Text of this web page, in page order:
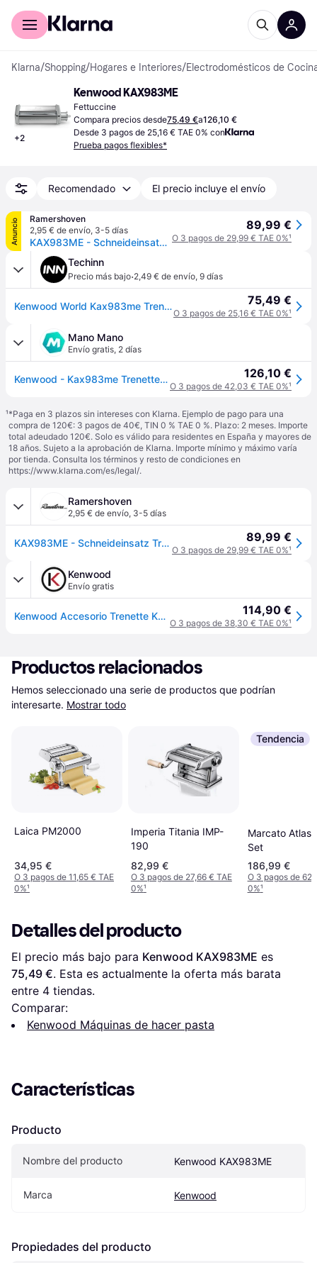
Comprar con Klarna
Klarna/Shopping/Hogares e Interiores/Electrodomésticos de
+2
Kenwood KAX983ME
Fettuccine
Compara precios desde75,49 €a126,10 €
Desde 3 pagos de 25,16 € TAE 0% con
Prueba pagos flexibles*
Recomendado El precio incluye el envío
Anuncio
Ramershoven
2,95 € de envío, 3-5 días
KAX983ME - Schneideinsatz Trenette - Kenwood Original Zubehör
89,99 €
O 3 pagos de 29,99 € TAE 0%¹
Techinn
Precio más bajo·2,49 € de envío, 9 días
Kenwood World Kax983me Trenette Accessory Pasta Machine 3.5 Mm Plateado 75,49 €
O 3 pagos de 25,16 € TAE 0%¹
Mano Mano
Envío gratis, 2 días
Kenwood - Kax983me Trenette Repuestos Para Procesadores De Alimentos Y Robots De Cocina, Multicolor 126,10 €
O 3 pagos de 42,03 € TAE 0%¹
¹*Paga en 3 plazos sin intereses con Klarna. Ejemplo de pago para una
compra de 120€: 3 pagos de 40€, TIN 0 % TAE 0 %. Plazo: 2 meses. Importe
total adeudado 120€. Solo es válido para residentes en España y mayores de
18 años. Sujeto a la aprobación de Klarna. Importe mínimo y máximo varía
por tienda. Consulta los términos y resto de condiciones en
https://www.klarna.com/es/legal/.
Ramershoven
2,95 € de envío, 3-5 días
KAX983ME - Schneideinsatz Trenette - Kenwood Original Zubehör 89,99 €
O 3 pagos de 29,99 € TAE 0%¹
Kenwood
Envío gratis
Kenwood Accesorio Trenette KAX983ME 114,90 €
O 3 pagos de 38,30 € TAE 0%¹
Productos relacionados
Hemos seleccionado una serie de productos que podrían
interesarte. Mostrar todo
Laica PM2000
34,95 €
O 3 pagos de 11,65 € TAE
0%¹
Imperia Titania IMP-
190
82,99 €
O 3 pagos de 27,66 € TAE
0%¹
Tendencia
Marcato Atlas
Set
186,99 €
O 3 pagos de
0%¹
Detalles del producto
El precio más bajo para Kenwood KAX983ME
75,49 €. Esta es actualmente la oferta más barata
entre 4 tiendas.
Comparar:
Kenwood Máquinas de hacer pasta
Características
Producto
Nombre del producto Kenwood KAX983ME
Marca Kenwood
Propiedades del producto